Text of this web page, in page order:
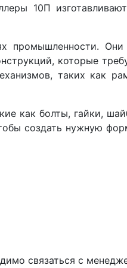
10П
промышленности.
которые
таких как
как болты, гайки,
создать нужную
связаться с